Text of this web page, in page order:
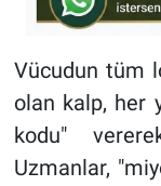
Vücudun tüm
olan kalp, her
kodu"
Uzmanlar,